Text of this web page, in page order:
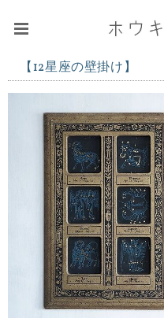
【12星座の壁掛け】